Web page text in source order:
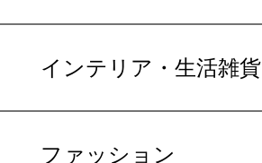
インテリア・生活雑貨
ファッション